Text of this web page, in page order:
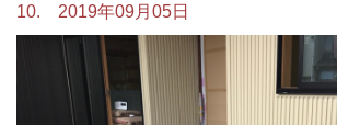
10. 2019年09月05日